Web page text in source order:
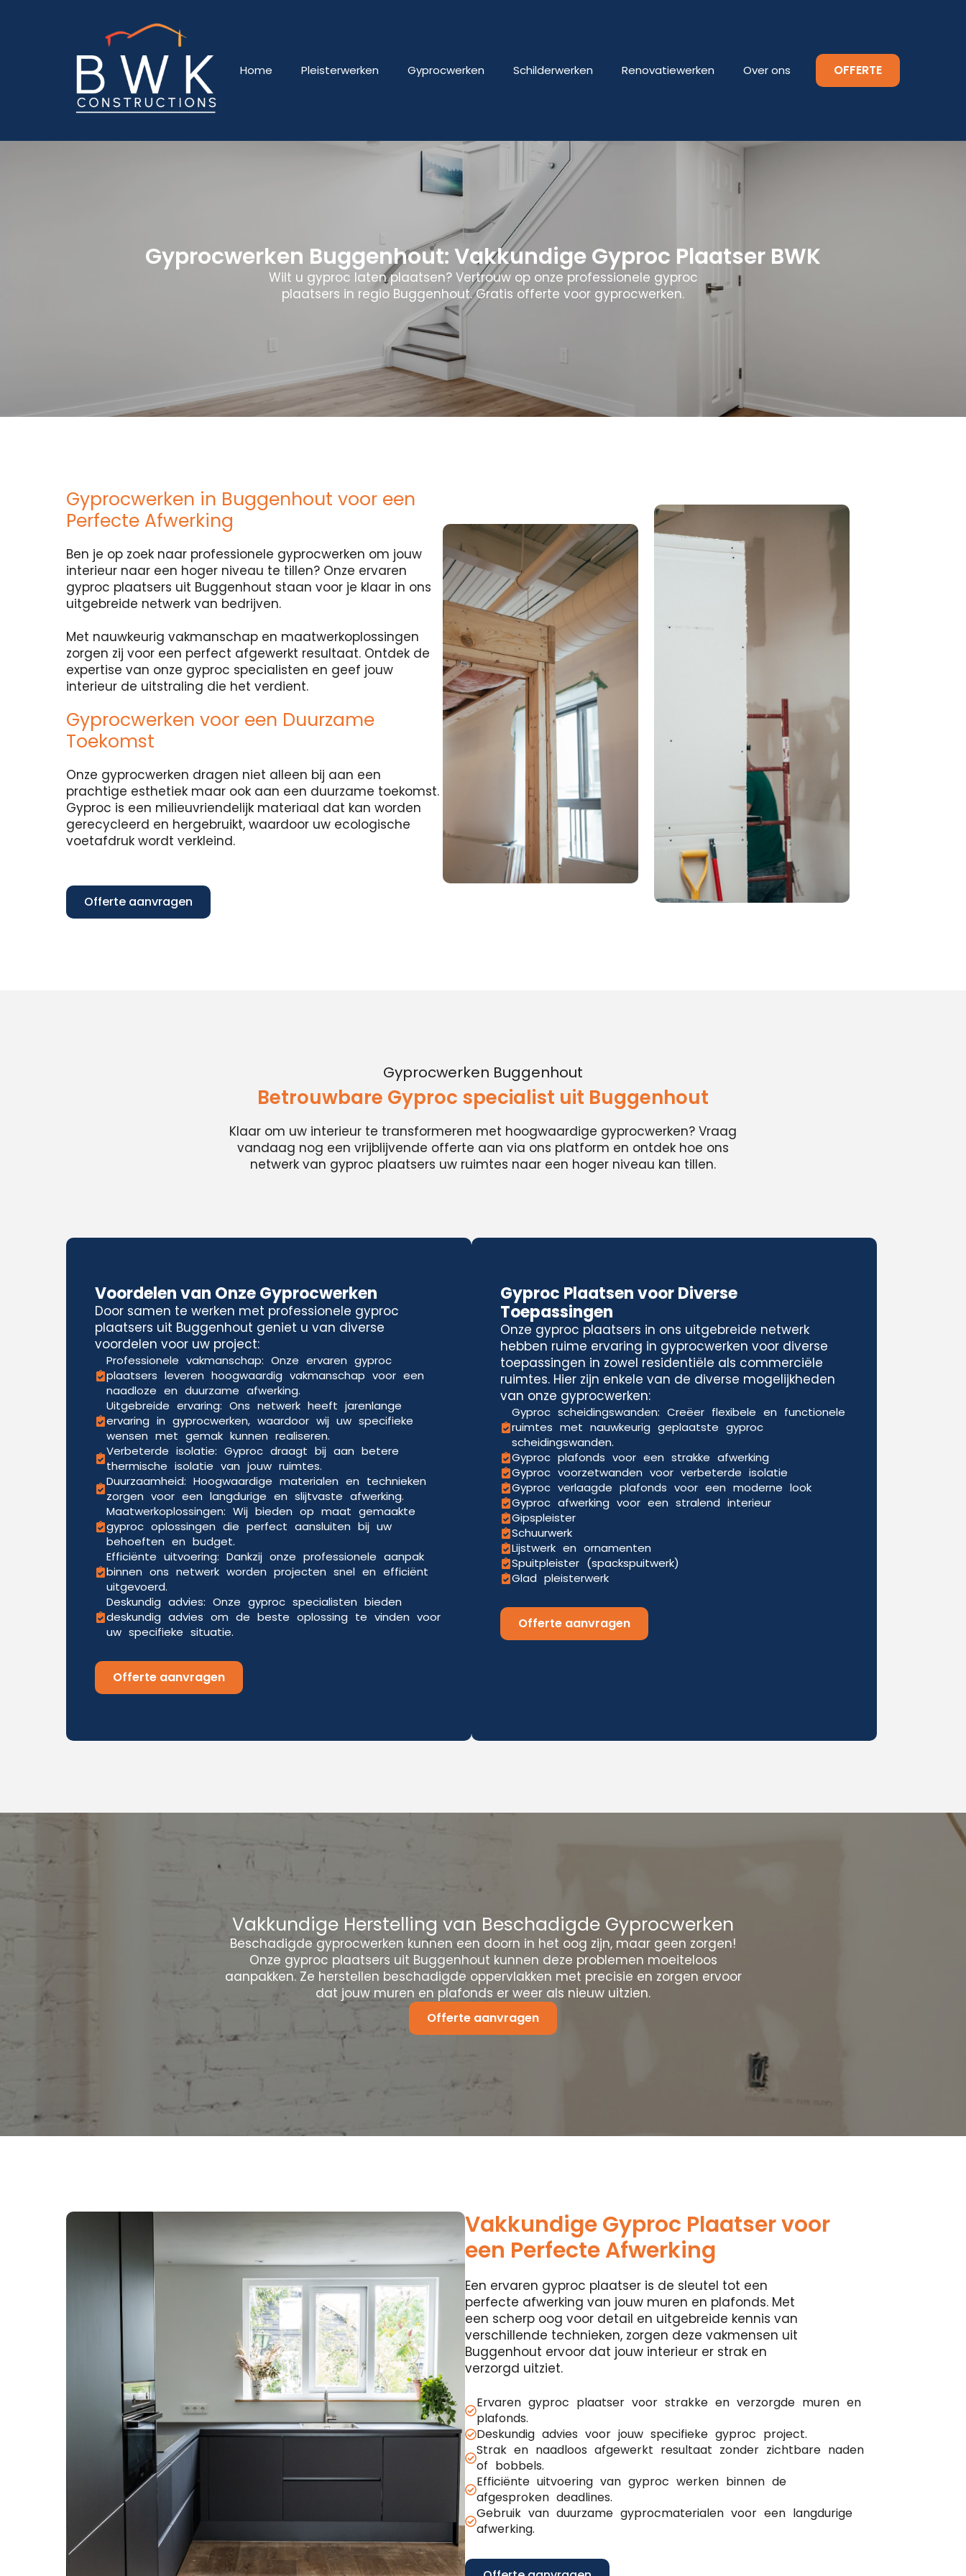
Home Pleisterwerken Gyprocwerken Schilderwerken Renovatiewerken Over ons OFFERTE
Gyprocwerken Buggenhout: Vakkundige Gyproc Plaatser BWK
Wilt u gyproc laten plaatsen? Vertrouw op onze professionele gyproc
plaatsers in regio Buggenhout. Gratis offerte voor gyprocwerken.
Gyprocwerken in Buggenhout voor een
Perfecte Afwerking
Ben je op zoek naar professionele gyprocwerken om jouw
interieur naar een hoger niveau te tillen? Onze ervaren
gyproc plaatsers uit Buggenhout staan voor je klaar in ons
uitgebreide netwerk van bedrijven.
Met nauwkeurig vakmanschap en maatwerkoplossingen
zorgen zij voor een perfect afgewerkt resultaat. Ontdek de
expertise van onze gyproc specialisten en geef jouw
interieur de uitstraling die het verdient.
Gyprocwerken voor een Duurzame
Toekomst
Onze gyprocwerken dragen niet alleen bij aan een
prachtige esthetiek maar ook aan een duurzame toekomst.
Gyproc is een milieuvriendelijk materiaal dat kan worden
gerecycleerd en hergebruikt, waardoor uw ecologische
voetafdruk wordt verkleind.
Offerte aanvragen
Gyprocwerken Buggenhout
Betrouwbare Gyproc specialist uit Buggenhout
Klaar om uw interieur te transformeren met hoogwaardige gyprocwerken? Vraag
vandaag nog een vrijblijvende offerte aan via ons platform en ontdek hoe ons
netwerk van gyproc plaatsers uw ruimtes naar een hoger niveau kan tillen.
Voordelen van Onze Gyprocwerken
Door samen te werken met professionele gyproc
plaatsers uit Buggenhout geniet u van diverse
voordelen voor uw project:
Professionele vakmanschap: Onze ervaren gyproc
plaatsers leveren hoogwaardig vakmanschap voor een
naadloze en duurzame afwerking.
Uitgebreide ervaring: Ons netwerk heeft jarenlange
ervaring in gyprocwerken, waardoor wij uw specifieke
wensen met gemak kunnen realiseren.
Verbeterde isolatie: Gyproc draagt bij aan betere
thermische isolatie van jouw ruimtes.
Duurzaamheid: Hoogwaardige materialen en technieken
zorgen voor een langdurige en slijtvaste afwerking.
Maatwerkoplossingen: Wij bieden op maat gemaakte
gyproc oplossingen die perfect aansluiten bij uw
behoeften en budget.
Efficiënte uitvoering: Dankzij onze professionele aanpak
binnen ons netwerk worden projecten snel en efficiënt
uitgevoerd.
Deskundig advies: Onze gyproc specialisten bieden
deskundig advies om de beste oplossing te vinden voor
uw specifieke situatie.
Offerte aanvragen
Gyproc Plaatsen voor Diverse
Toepassingen
Onze gyproc plaatsers in ons uitgebreide netwerk
hebben ruime ervaring in gyprocwerken voor diverse
toepassingen in zowel residentiële als commerciële
ruimtes. Hier zijn enkele van de diverse mogelijkheden
van onze gyprocwerken:
Gyproc scheidingswanden: Creëer flexibele en functionele
ruimtes met nauwkeurig geplaatste gyproc
scheidingswanden.
Gyproc plafonds voor een strakke afwerking
Gyproc voorzetwanden voor verbeterde isolatie
Gyproc verlaagde plafonds voor een moderne look
Gyproc afwerking voor een stralend interieur
Gipspleister
Schuurwerk
Lijstwerk en ornamenten
Spuitpleister (spackspuitwerk)
Glad pleisterwerk
Offerte aanvragen
Vakkundige Herstelling van Beschadigde Gyprocwerken
Beschadigde gyprocwerken kunnen een doorn in het oog zijn, maar geen zorgen!
Onze gyproc plaatsers uit Buggenhout kunnen deze problemen moeiteloos
aanpakken. Ze herstellen beschadigde oppervlakken met precisie en zorgen ervoor
dat jouw muren en plafonds er weer als nieuw uitzien.
Offerte aanvragen
Vakkundige Gyproc Plaatser voor
een Perfecte Afwerking
Een ervaren gyproc plaatser is de sleutel tot een
perfecte afwerking van jouw muren en plafonds. Met
een scherp oog voor detail en uitgebreide kennis van
verschillende technieken, zorgen deze vakmensen uit
Buggenhout ervoor dat jouw interieur er strak en
verzorgd uitziet.
Ervaren gyproc plaatser voor strakke en verzorgde muren en
plafonds.
Deskundig advies voor jouw specifieke gyproc project.
Strak en naadloos afgewerkt resultaat zonder zichtbare naden
of bobbels.
Efficiënte uitvoering van gyproc werken binnen de
afgesproken deadlines.
Gebruik van duurzame gyprocmaterialen voor een langdurige
afwerking.